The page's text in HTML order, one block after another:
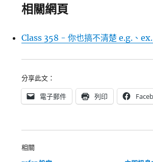
相關網頁
Class 358 - 你也搞不清楚 e.g.、
分享此文：
電子郵件 列印
相關